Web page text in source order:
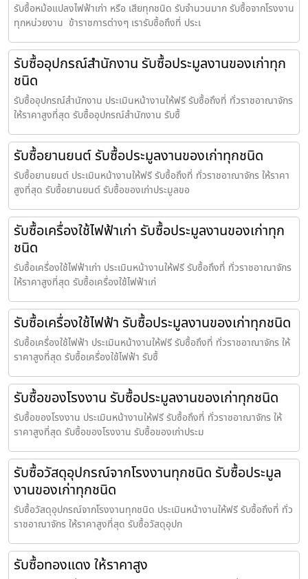
รับซื้อหม้อแปลงไฟฟ้าเก่า หรือ เสียทุกชนิด รับจำนวนมาก รับซื้อจากโรงงาน
ทุกหน่วยงาน ข้าราชการต่างๆ เรารับซื้อถึงที่ ประเ
รับซื้ออุปกรณ์สำนักงาน รับซื้อประมูลงานของเก่าทุก
ชนิด
รับซื้ออุปกรณ์สำนักงาน ประเมินหน้างานให้ฟรี รับซื้อถึงที่ ทั่วราชอาณาจักร
ให้ราคาสูงที่สุด รับซื้ออุปกรณ์สำนักงาน รับซื้
รับซื้อยานยนต์ รับซื้อประมูลงานของเก่าทุกชนิด
รับซื้อยานยนต์ ประเมินหน้างานให้ฟรี รับซื้อถึงที่ ทั่วราชอาณาจักร ให้ราคา
สูงที่สุด รับซื้อยานยนต์ รับซื้อของเก่าประมูลขอ
รับซื้อเครื่องใช้ไฟฟ้าเก่า รับซื้อประมูลงานของเก่าทุก
ชนิด
รับซื้อเครื่องใช้ไฟฟ้าเก่า ประเมินหน้างานให้ฟรี รับซื้อถึงที่ ทั่วราชอาณาจักร
ให้ราคาสูงที่สุด รับซื้อเครื่องใช้ไฟฟ้าเก่
รับซื้อเครื่องใช้ไฟฟ้า รับซื้อประมูลงานของเก่าทุกชนิด
รับซื้อเครื่องใช้ไฟฟ้า ประเมินหน้างานให้ฟรี รับซื้อถึงที่ ทั่วราชอาณาจักร ให้
ราคาสูงที่สุด รับซื้อเครื่องใช้ไฟฟ้า รับซื้
รับซื้อของโรงงาน รับซื้อประมูลงานของเก่าทุกชนิด
รับซื้อของโรงงาน ประเมินหน้างานให้ฟรี รับซื้อถึงที่ ทั่วราชอาณาจักร ให้
ราคาสูงที่สุด รับซื้อของโรงงาน รับซื้อของเก่าประม
รับซื้อวัสดุอุปกรณ์จากโรงงานทุกชนิด รับซื้อประมูล
งานของเก่าทุกชนิด
รับซื้อวัสดุอุปกรณ์จากโรงงานทุกชนิด ประเมินหน้างานให้ฟรี รับซื้อถึงที่ ทั่ว
ราชอาณาจักร ให้ราคาสูงที่สุด รับซื้อวัสดุอุปก
รับซื้อทองแดง ให้ราคาสูง